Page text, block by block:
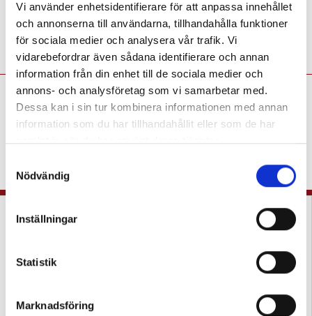
Vi använder enhetsidentifierare för att anpassa innehållet
och annonserna till användarna, tillhandahålla funktioner
för sociala medier och analysera vår trafik. Vi
vidarebefordrar även sådana identifierare och annan
information från din enhet till de sociala medier och
annons- och analysföretag som vi samarbetar med.
Dessa kan i sin tur kombinera informationen med annan
information som du har tillhandahållit eller som de har
samlat in när du har använt deras tjänster.
m
Nödvändig
Inställningar
Statistik
Marknadsföring
QUIZ Testa dig själv: Hur många rätt får du?
Anna Persson:Ändrade
villkor ställer till det inför
vårens NP i matte
verklighetsfrånvänt?”
exkluderar elever
Tre lärare om bristen på